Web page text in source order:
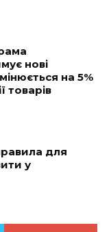
нові
на 5%
товарів
для
у